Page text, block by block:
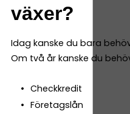
växer?
Idag kanske du bara
Om två år kanske du
Checkkredit
Företagslån